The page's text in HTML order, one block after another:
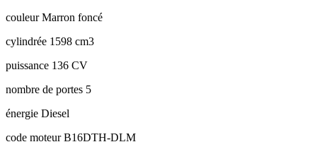
couleurMarron foncé
cylindrée 1598 cm3
puissance 136 CV
nombre de portes 5
énergie Diesel
code moteurB16DTH-DLM